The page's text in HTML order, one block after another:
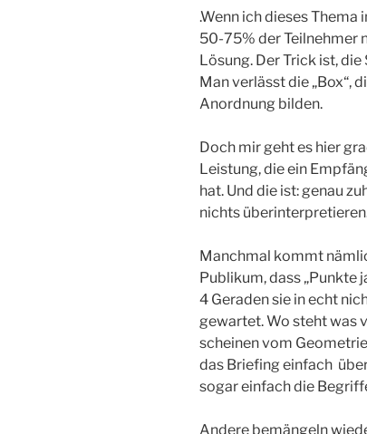
.Wenn ich dieses
50-75% der Teilnehmer
Lösung. Der Trick ist,
Man verlässt die „Box“,
Anordnung bilden.
Doch mir geht es hier
Leistung, die ein
hat. Und die ist: genau
nichts
Manchmal kommt
Publikum, dass „Punkte
4 Geraden sie in echt
gewartet. Wo steht was
scheinen vom
das Briefing einfach
sogar einfach die
Andere bemängeln